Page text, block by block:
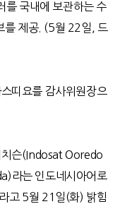
를 국내에 보관하는 수
를 제공. (5월 22일, 드
띠요를 감사위원장으
슨(Indosat Ooredo
라는 인도네시아어로
고5월 21 일(화) 밝힘